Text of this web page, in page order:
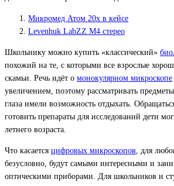
Микромед Атом 20x в кейсе
Levenhuk LabZZ M4 стерео
Школьнику можно купить «классический»
похожий на те, с которыми все взрослые
скамьи. Речь идёт о монокулярном микроскопе
увеличением, поэтому рассматривать
глаза имели возможность отдыхать.
готовить препараты для исследований дети
летнего возраста.
Что касается цифровых микроскопов , для
безусловно, будут самыми интересными и
оптическими приборами. Для школьников и